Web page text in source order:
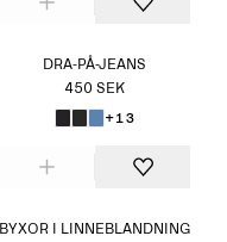
DRA-PÅ-JEANS
450 SEK
+13
BYXOR I LINNEBLANDNING